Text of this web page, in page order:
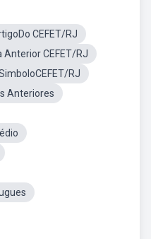
CEFET/RJ
Anterior CEFET/RJ
RJ
Anteriores